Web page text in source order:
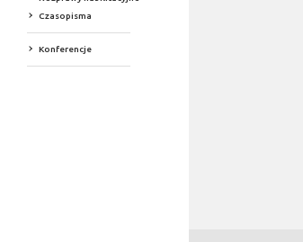
Czasopisma
Konferencje